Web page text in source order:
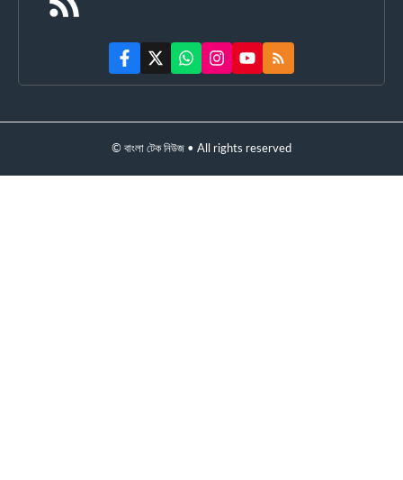
© বাংলা টেক নিউজ • All rights reserved